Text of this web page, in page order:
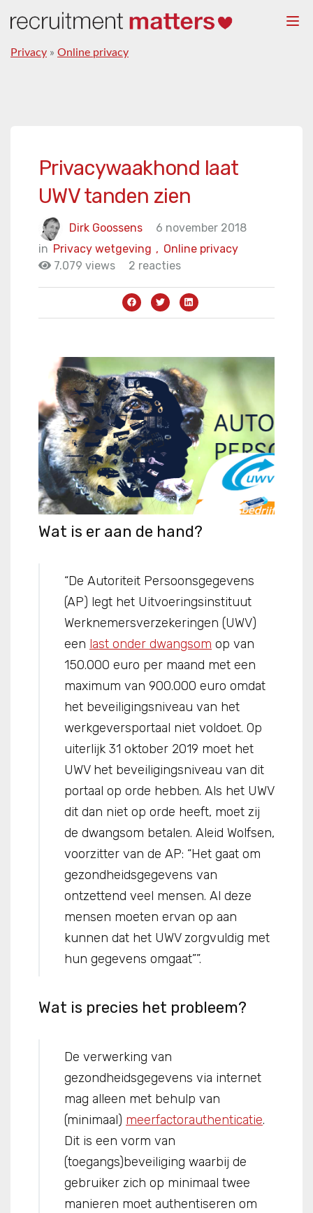
Privacy » Online privacy
Privacywaakhond laat
UWV tanden zien
Dirk Goossens
6 november 2018
in
Online privacy
Privacy wetgeving ,
7.079 views
2 reacties
Wat is er aan de hand?
“De Autoriteit Persoonsgegevens
(AP) legt het Uitvoeringsinstituut
Werknemersverzekeringen (UWV)
een last onder dwangsom op van
150.000 euro per maand met een
maximum van 900.000 euro omdat
het beveiligingsniveau van het
werkgeversportaal niet voldoet. Op
uiterlijk 31 oktober 2019 moet het
UWV het beveiligingsniveau van dit
portaal op orde hebben. Als het UWV
dit dan niet op orde heeft, moet zij
de dwangsom betalen. Aleid Wolfsen,
voorzitter van de AP: “Het gaat om
gezondheidsgegevens van
ontzettend veel mensen. Al deze
mensen moeten ervan op aan
kunnen dat het UWV zorgvuldig met
hun gegevens omgaat””.
Wat is precies het probleem?
De verwerking van
gezondheidsgegevens via internet
mag alleen met behulp van
(minimaal) meerfactorauthenticatie.
Dit is een vorm van
(toegangs)beveiliging waarbij de
gebruiker zich op minimaal twee
manieren moet authentiseren om